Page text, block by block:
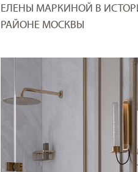
ЕЛЕНЫ МАРКИНОЙ В
РАЙОНЕ МОСКВЫ